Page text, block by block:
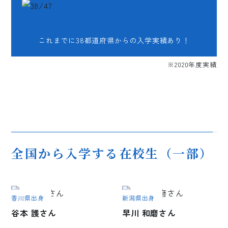
これまでに38都道府県からの入学実績あり！
※2020年度実績
全国から入学する在校生（一部）
香川県出身
谷本 護さん
新潟県出身
早川 和磨さん